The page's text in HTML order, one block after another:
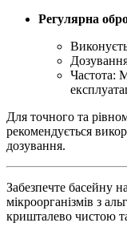
Регулярна
Частота:
Для точного та
рекомендується
дозування.
Забезпечте басейну
мікроорганізмів з
кришталево чистою